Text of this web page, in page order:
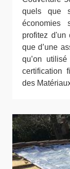
quels que
économies
profitez d'un
que d’une
qu’on
certification
des